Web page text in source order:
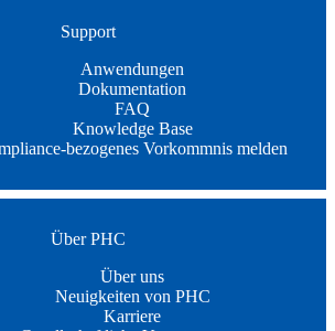
Support
Anwendungen
Dokumentation
FAQ
Knowledge Base
bezogenes Vorkommnis melden
Über PHC
Über uns
Neuigkeiten von PHC
Karriere